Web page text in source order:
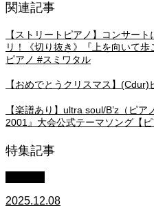
関連記事
【ストリートピアノ】コンサー
リ！《切り抜き》『上を向いて
ピアノ #スミワタル
【おめでとうクリスマス】(Cdur)
【楽譜あり】ultra soul/B’z（ピ
2001』大会公式テーマソング【ピ
特集記事
2025.12.08